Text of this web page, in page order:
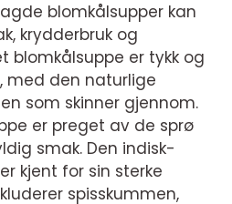
blomkålsupper kan
krydderbruk og
blomkålsuppe er tykk og
med den naturlige
som skinner gjennom.
er preget av de sprø
smak. Den indisk-
kjent for sin sterke
spisskummen,